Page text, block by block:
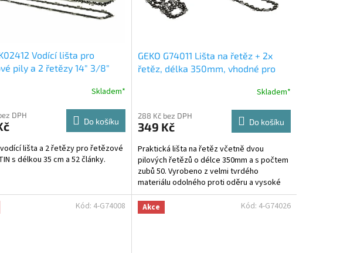
Vodící lišta pro
pily a 2 řetězy 14" 3/8"
Skladem*
DPH
Do košíku
lišta a 2 řetězy pro řetězové
s délkou 35 cm a 52 články.
GEKO G74011 Lišta na řetěz + 2x
řetěz, délka 350mm, vhodné pro
Skladem*
288 Kč bez DPH
349 Kč Do košíku
Praktická lišta na řetěz včetně dvou
pilových řetězů o délce 350mm a s počtem
zubů 50. Vyrobeno z velmi tvrdého
materiálu odolného proti oděru a vysoké
teplotě, která vzniká při...
Kód: 4-G74008 Akce Kód: 4-G74026